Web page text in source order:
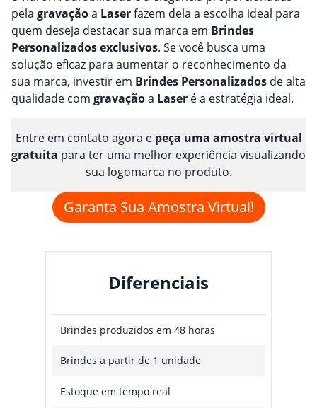
pela gravaçãoa Laserfazem dela a escolha ideal para
quem deseja destacar sua marca em Brindes
Personalizadosexclusivos. Se você busca uma
solução eficaz para aumentar o reconhecimento da
sua marca, investir em Brindes Personalizados de alta
qualidade com gravaçãoa Laser é a estratégia ideal.
Entre em contato agora e peça uma amostra virtual
gratuita para ter uma melhor experiência visualizando
sua logomarca no produto.
Garanta Sua Amostra Virtual!
Diferenciais
Brindes produzidos em 48 horas
Brindes a partir de 1 unidade
Estoque em tempo real